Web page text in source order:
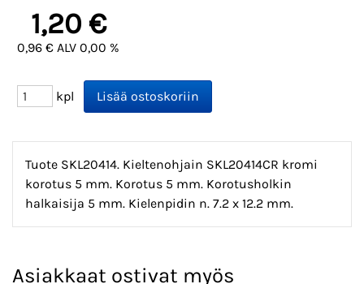
1,20 €
0,96 € ALV 0,00 %
kpl
Tuote SKL20414. Kieltenohjain SKL20414CR kromi
korotus 5 mm. Korotus 5 mm. Korotusholkin
halkaisija 5 mm. Kielenpidin n. 7.2 x 12.2 mm.
Asiakkaat ostivat myös